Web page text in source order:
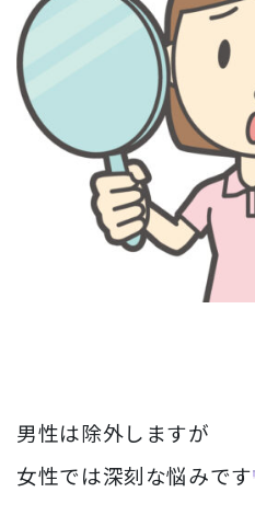
男性は除外しますが
女性では深刻な悩みです